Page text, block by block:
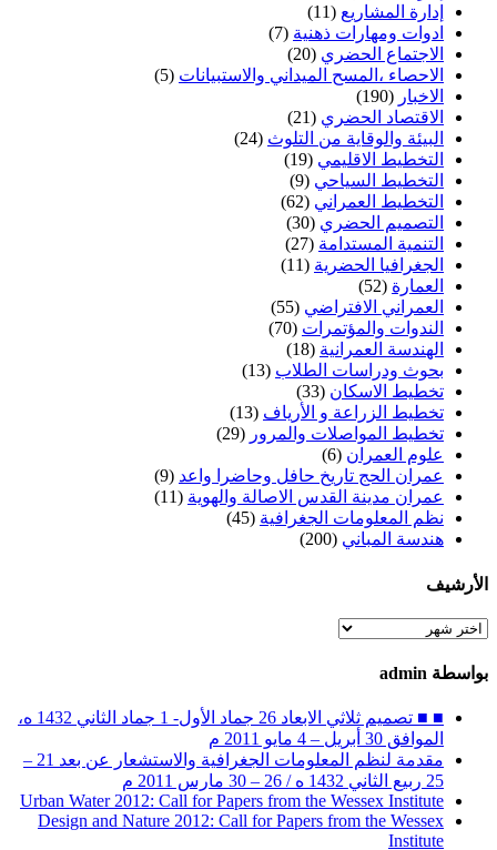
إدارة المشاريع (11)
ادوات ومهارات ذهنية (7)
الاجتماع الحضري (20)
الاحصاء ،المسح الميداني والاستبيانات (5)
الاخبار (190)
الاقتصاد الحضري (21)
البيئة والوقاية من التلوث (24)
التخطيط الاقليمي (19)
التخطيط السياحي (9)
التخطيط العمراني (62)
التصميم الحضري (30)
التنمية المستدامة (27)
الجغرافيا الحضرية (11)
العمارة (52)
العمراني الافتراضي (55)
الندوات والمؤتمرات (70)
الهندسة العمرانية (18)
بحوث ودراسات الطلاب (13)
تخطيط الاسكان (33)
تخطيط الزراعة و الأرياف (13)
تخطيط المواصلات والمرور (29)
علوم العمران (6)
عمران الحج تاريخ حافل وحاضرا واعد (9)
عمران مدينة القدس الاصالة والهوية (11)
نظم المعلومات الجغرافية (45)
هندسة المباني (200)
الأرشيف
الأرشيف
بواسطة admin
■ ■ تصميم ثلاثي الابعاد 26 جماد الأول- 1 جماد الثاني 1432 ه،
الموافق 30 أبريل – 4 مايو 2011 م
مقدمة لنظم المعلومات الجغرافية والاستشعار عن بعد 21 –
25 ربيع الثاني 1432 ه / 26 – 30 مارس 2011 م
Urban Water 2012: Call for Papers from the Wessex Institute
Design and Nature 2012: Call for Papers from the Wessex
Institute‏